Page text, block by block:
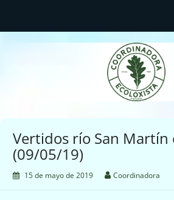
Coordinadora
d'Asturies
Vertidos río San Martín
(09/05/19)
15 de mayo de 2019 Coordinadora